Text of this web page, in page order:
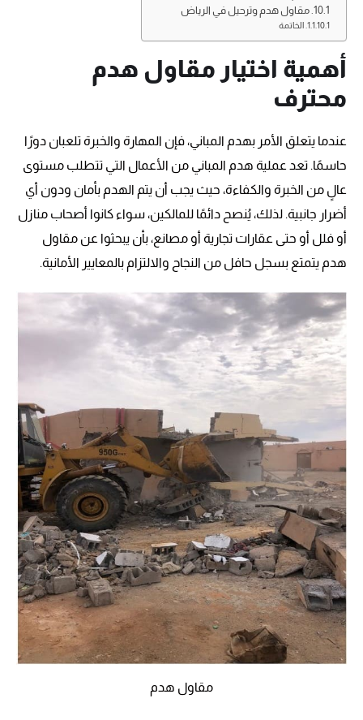
مقاول هدم وترحيل في الرياض
الخاتمة
أهمية اختيار مقاول هدم
محترف
عندما يتعلق الأمر بهدم المباني، فإن المهارة والخبرة تلعبان دورًا
حاسمًا. تعد عملية هدم المباني من الأعمال التي تتطلب مستوى
عالٍ من الخبرة والكفاءة، حيث يجب أن يتم الهدم بأمان ودون أي
أضرار جانبية. لذلك، يُنصح دائمًا للمالكين، سواء كانوا أصحاب منازل
أو فلل أو حتى عقارات تجارية أو مصانع، بأن يبحثوا عن مقاول
هدم يتمتع بسجل حافل من النجاح والالتزام بالمعايير الأمانية.
مقاول هدم